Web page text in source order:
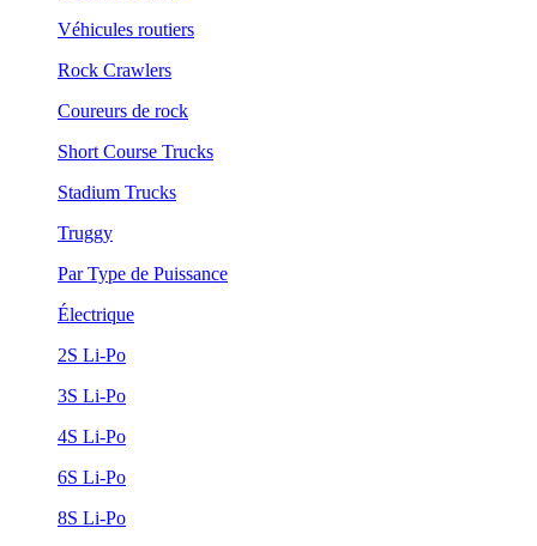
Véhicules routiers
Rock Crawlers
Coureurs de rock
Short Course Trucks
Stadium Trucks
Truggy
Par Type de Puissance
Électrique
2S Li-Po
3S Li-Po
4S Li-Po
6S Li-Po
8S Li-Po